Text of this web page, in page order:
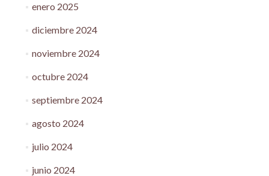
enero 2025
diciembre 2024
noviembre 2024
octubre 2024
septiembre 2024
agosto 2024
julio 2024
junio 2024